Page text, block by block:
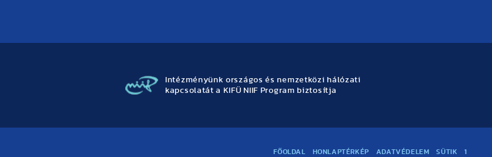
Intézményünk országos és nemzetközi hálózati
kapcsolatát a KIFÜ NIIF Program biztosítja
FŐOLDAL HONLAPTÉRKÉP ADATVÉDELEM SÜTIK 1